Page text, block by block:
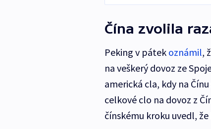
Čína zvolila
Peking v pátek oznámil,
na veškerý dovoz ze
americká cla, kdy na
celkové clo na dovoz z
čínskému kroku uvedl,